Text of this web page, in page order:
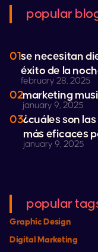
popular
01se necesitan
éxito de la
february 28, 2025
02marketing
january 9, 2025
03¿cuáles son
más eficaces
january 9, 2025
popular
Graphic Design
Digital Marketing